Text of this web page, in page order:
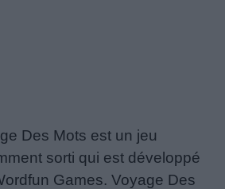
Des Mots est un jeu
sorti qui est développé
Games. Voyage Des